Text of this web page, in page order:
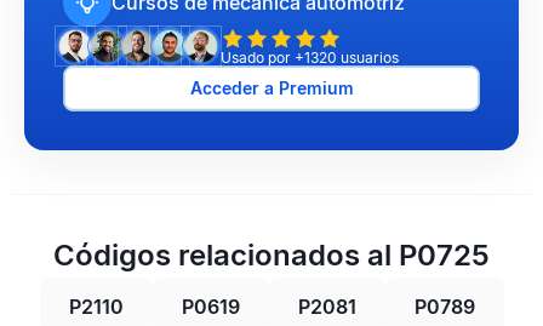
Usado por +1320 usuarios
Acceder a Premium
Códigos relacionados al P0725
P2110 P0619 P2081 P0789